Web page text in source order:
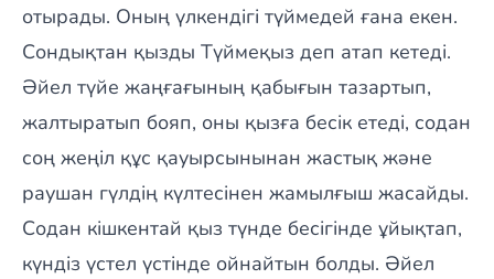
отырады. Оның үлкендігі түймедей ғана екен.
Сондықтан қызды Түймеқыз деп атап кетеді.
Әйел түйе жаңғағының қабығын тазартып,
жалтыратып бояп, оны қызға бесік етеді, содан
соң жеңіл құс қауырсынынан жастық және
раушан гүлдің күлтесінен жамылғыш жасайды.
Содан кішкентай қыз түнде бесігінде ұйықтап,
күндіз үстел үстінде ойнайтын болды. Әйел